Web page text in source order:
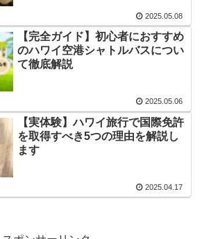
2025.05.08
【完全ガイド】初心者におすすめ
のハワイ空港シャトルバスについ
て徹底解説
2025.05.06
【実体験】ハワイ旅行で国際免許
を取得すべき5つの理由を解説し
ます
2025.04.17